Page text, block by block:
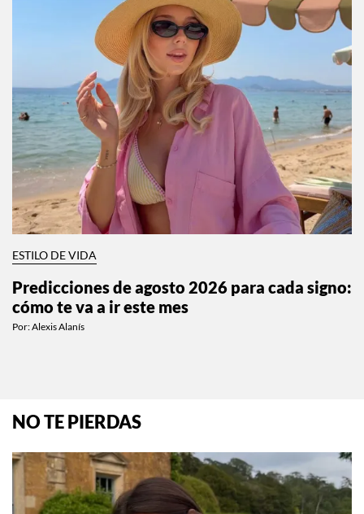
ESTILO DE VIDA
Predicciones de agosto 2026 para cada signo:
cómo te va a ir este mes
Por:Alexis Alanís
NO TE PIERDAS